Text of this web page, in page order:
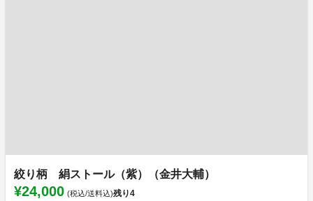
絞り柄 絹ストール（紫）（金井大輔）
¥24,000 (税込/送料込)残り4